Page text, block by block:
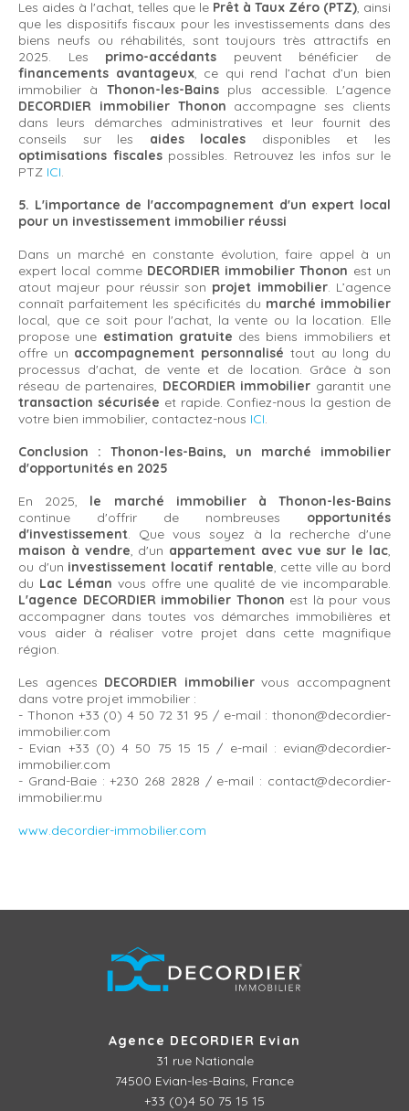
Les aides à l'achat, telles que le Prêt à Taux Zéro (PTZ) , ainsi
que les dispositifs fiscaux pour les investissements dans des
biens neufs ou réhabilités, sont toujours très attractifs en
2025. Les primo-accédants peuvent bénéficier de
financements avantageux, ce qui rend l’achat d’un bien
immobilier à Thonon-les-Bainsplus accessible. L'agence
DECORDIER immobilier Thonon accompagne ses clients
dans leurs démarches administratives et leur fournit des
conseils sur les aides locales disponibles et les
optimisations fiscalespossibles. Retrouvez les infos sur le
PTZ ICI
5. L'importance de l'accompagnement d'un expert local
pour un investissement immobilier réussi
Dans un marché en constante évolution, faire appel à un
expert local comme DECORDIER immobilier Thonon est un
atout majeur pour réussir son projet immobilier. L’agence
connaît parfaitement les spécificités du marché immobilier
local, que ce soit pour l'achat, la vente ou la location. Elle
propose une estimation gratuite des biens immobiliers et
offre un accompagnement personnalisé tout au long du
processus d'achat, de vente et de location. Grâce à son
réseau de partenaires, DECORDIER immobilier garantit une
transaction sécurisée et rapide. Confiez-nous la gestion de
votre bien immobilier, contactez-nous ICI
Conclusion : Thonon-les-Bains, un marché immobilier
d'opportunités en 2025
En 2025, le marché immobilier à Thonon-les-Bains
continue d'offrir de nombreuses opportunités
d'investissement . Que vous soyez à la recherche d'une
maison à vendre , d'un appartement avec vue sur le lac
ou d'un investissement locatif rentable , cette ville au bord
du Lac Léman vous offre une qualité de vie incomparable.
L'agence DECORDIER immobilier Thonon est là pour vous
accompagner dans toutes vos démarches immobilières et
vous aider à réaliser votre projet dans cette magnifique
région.
Les agences DECORDIER immobiliervous accompagnent
dans votre projet immobilier :
- Thonon +33 (0) 4 50 72 31 95 / e-mail : thonon@decordier-
immobilier.com
- Evian +33 (0) 4 50 75 15 15 / e-mail : evian@decordier-
immobilier.com
- Grand-Baie : +230 268 2828 / e-mail : contact@decordier-
immobilier.mu
www.decordier-immobilier.com
Agence DECORDIER Evian
31 rue Nationale
74500 Evian-les-Bains, France
+33 (0)4 50 75 15 15